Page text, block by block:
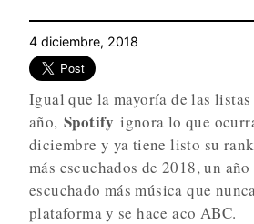
4 diciembre, 2018
Igual que la mayoría de las
año, Spotifyignora lo que
diciembre y ya tiene listo su
más escuchados de 2018, un
escuchado más música que
plataforma y se hace aco ABC.